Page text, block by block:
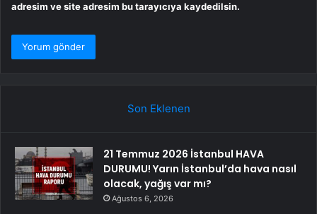
adresim ve site adresim bu tarayıcıya kaydedilsin.
Son Eklenen
21 Temmuz 2026 İstanbul HAVA
DURUMU! Yarın İstanbul’da hava nasıl
olacak, yağış var mı?
Ağustos 6, 2026